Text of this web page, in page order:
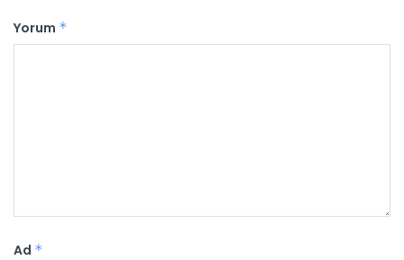
Yorum *
Ad *